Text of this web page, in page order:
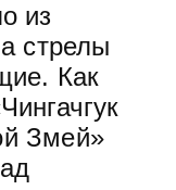
из
стрелы
Как
Змей»